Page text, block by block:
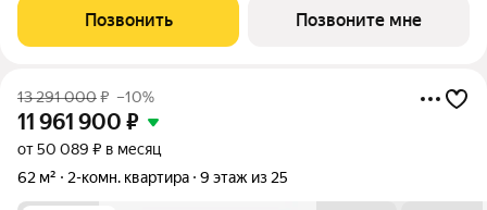
Библиотечная. Чистовая отделка под ключ. Дом в 15 минутах
от центра города. Рядом
Позвонить Позвоните мне
13 291 000₽ –10%
11 961 900 ₽
от 50 089 ₽ в месяц
62 м²
2-комн. квартира 9 этаж из 25